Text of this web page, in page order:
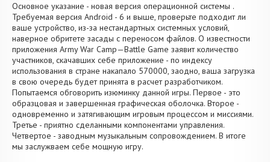
Основное указание - новая версия операционной системы .
Требуемая версия Android - 6 и выше, проверьте подходит ли
ваше устройство, из-за нестандартных системных условий,
наверное обритете засады с переносом файлов. О известности
приложения Army War Camp—Battle Game заявит количество
участников, скачавших себе приложение - по индексу
использования в стране накапало 570000, заодно, ваша загрузка
в свою очередь будет принята в расчет разработчиком.
Попытаемся обговорить изюминку данной игры. Первое - это
образцовая и завершенная графическая оболочка. Второе -
одновременно и затягивающим игровым процессом и миссиями.
Третье - приятно сделанными компонентами управления.
Четвертое - заводным музыкальным сопровождением. В итоге
мы заслужваем себе мощную игру.